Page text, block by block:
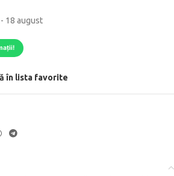
18 august
în lista favorite